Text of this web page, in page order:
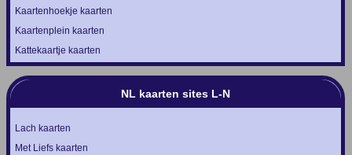
Kaartenhoekje kaarten
Kaartenplein kaarten
Kattekaartje kaarten
NL kaarten sites L-N
Lach kaarten
Met Liefs kaarten